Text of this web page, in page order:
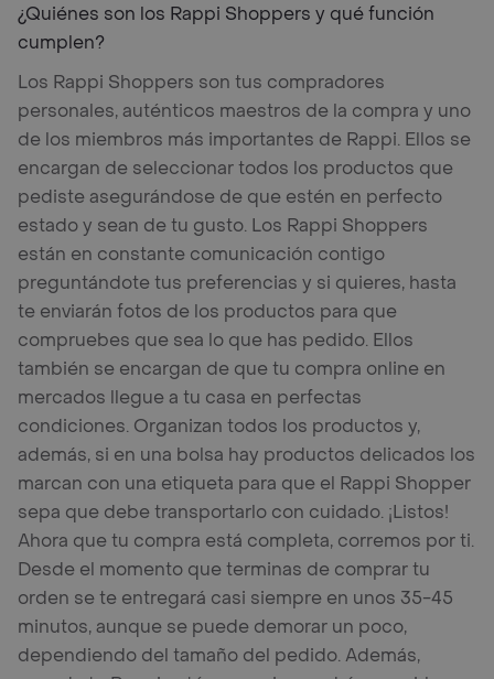
¿Quiénes son los Rappi Shoppers y qué función
cumplen?
Los Rappi Shoppers son tus compradores
personales, auténticos maestros de la compra y uno
de los miembros más importantes de Rappi. Ellos se
encargan de seleccionar todos los productos que
pediste asegurándose de que estén en perfecto
estado y sean de tu gusto. Los Rappi Shoppers
están en constante comunicación contigo
preguntándote tus preferencias y si quieres, hasta
te enviarán fotos de los productos para que
compruebes que sea lo que has pedido. Ellos
también se encargan de que tu compra online en
mercados llegue a tu casa en perfectas
condiciones. Organizan todos los productos y,
además, si en una bolsa hay productos delicados los
marcan con una etiqueta para que el Rappi Shopper
sepa que debe transportarlo con cuidado. ¡Listos!
Ahora que tu compra está completa, corremos por ti.
Desde el momento que terminas de comprar tu
orden se te entregará casi siempre en unos 35-45
minutos, aunque se puede demorar un poco,
dependiendo del tamaño del pedido. Además,